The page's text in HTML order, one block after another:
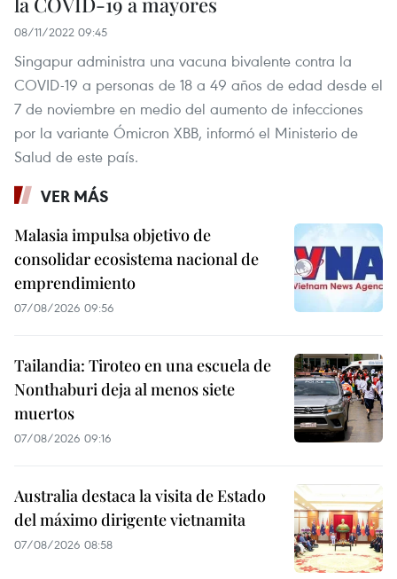
08/11/2022 09:45
Singapur administra una vacuna bivalente contra la
COVID-19 a personas de 18 a 49 años de edad desde el
7 de noviembre en medio del aumento de infecciones
por la variante Ómicron XBB, informó el Ministerio de
Salud de este país.
VER MÁS
Malasia impulsa objetivo de
consolidar ecosistema nacional de
emprendimiento
07/08/2026 09:56
Tailandia: Tiroteo en una escuela de
Nonthaburi deja al menos siete
muertos
07/08/2026 09:16
Australia destaca la visita de Estado
del máximo dirigente vietnamita
07/08/2026 08:58